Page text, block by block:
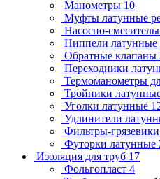
Манометры 10
Муфты латунные
Насосно-
Ниппели латунные
Обратные клапаны
Переходники
Термоманометры
Тройники
Уголки латунные
Удлинители
Фильтры-
Футорки латунные
Изоляция для труб 17
Фольгопласт 4